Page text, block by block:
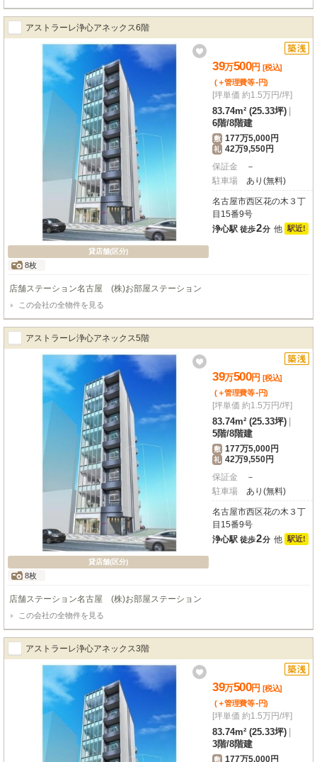
アストラーレ浄心アネックス6階
貸店舗(区分)
8枚
39万500円 [税込]
(＋管理費等-円)
[坪単価 約1.5万円/坪]
83.74m² (25.33坪)
6階/8階建
敷 177万5,000円
礼 42万9,550円
保証金
－
駐車場
あり(無料)
名古屋市西区花の木３丁
目15番9号
浄心駅 徒歩2分 他 駅近!
店舗ステーション名古屋 (株)お部屋ステーション
この会社の全物件を見る
アストラーレ浄心アネックス5階
貸店舗(区分)
8枚
39万500円 [税込]
(＋管理費等-円)
[坪単価 約1.5万円/坪]
83.74m² (25.33坪)
5階/8階建
敷 177万5,000円
礼 42万9,550円
保証金
－
駐車場
あり(無料)
名古屋市西区花の木３丁
目15番9号
浄心駅 徒歩2分 他 駅近!
店舗ステーション名古屋 (株)お部屋ステーション
この会社の全物件を見る
アストラーレ浄心アネックス3階
39万500円 [税込]
(＋管理費等-円)
[坪単価 約1.5万円/坪]
83.74m² (25.33坪)
3階/8階建
敷 177万5,000円